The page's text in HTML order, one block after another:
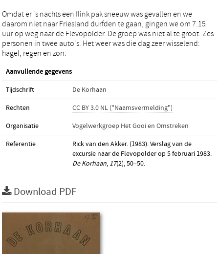
Omdat er 's nachts een flink pak sneeuw was gevallen en we
daarom niet naar Friesland durfden te gaan, gingen we om 7.15
uur op weg naar de Flevopolder. De groep was niet al te groot. Zes
personen in twee auto's. Het weer was die dag zeer wisselend:
hagel, regen en zon.
Aanvullende gegevens
Tijdschrift De Korhaan
Rechten CC BY 3.0 NL ("Naamsvermelding")
Organisatie Vogelwerkgroep Het Gooi en Omstreken
Referentie
Rick van den Akker. (1983). Verslag van de
excursie naar de Flevopolder op 5 februari 1983.
De Korhaan, 17(2), 50–50.
Download PDF